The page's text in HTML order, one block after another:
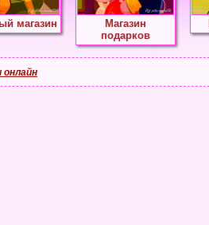
магазин
Магазин
подарков
онлайн